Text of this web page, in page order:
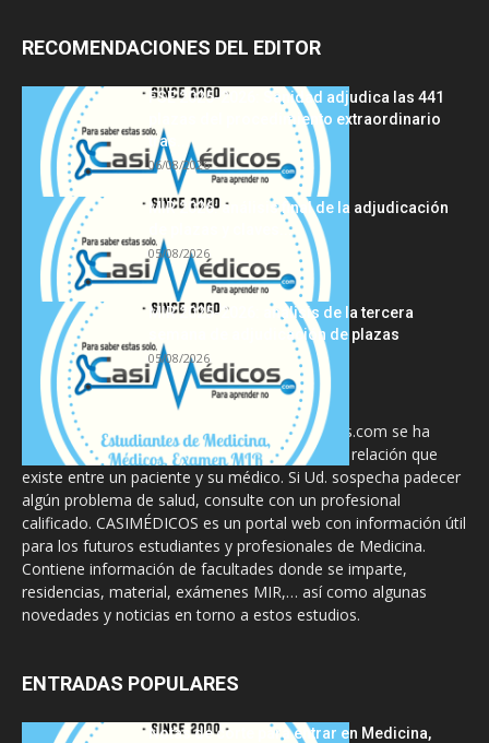
RECOMENDACIONES DEL EDITOR
FSE 2025-2026: Sanidad adjudica las 441
plazas del procedimiento extraordinario
tras...
06/08/2026
MIR 2026: análisis final de la adjudicación
de plazas y claves...
05/08/2026
MIR 2025-2026: análisis de la tercera
semana de adjudicación de plazas
05/08/2026
La información proporcionada en CasiMedicos.com se ha
diseñado para complementar, no substituir, la relación que
existe entre un paciente y su médico. Si Ud. sospecha padecer
algún problema de salud, consulte con un profesional
calificado. CASIMÉDICOS es un portal web con información útil
para los futuros estudiantes y profesionales de Medicina.
Contiene información de facultades donde se imparte,
residencias, material, exámenes MIR,… así como algunas
novedades y noticias en torno a estos estudios.
ENTRADAS POPULARES
Notas de corte para entrar en Medicina,